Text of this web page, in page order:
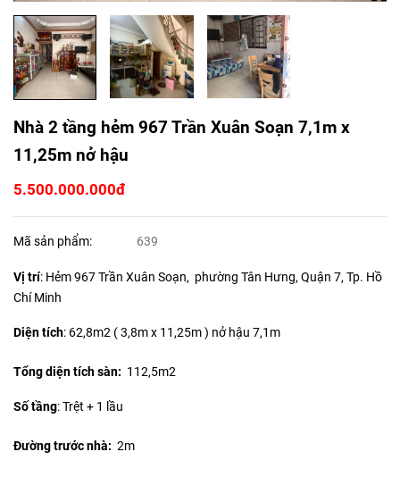
Nhà 2 tầng hẻm 967 Trần Xuân Soạn 7,1m x
11,25m nở hậu
5.500.000.000đ
Mã sản phẩm: 639
Vị trí: Hẻm 967 Trần Xuân Soạn, phường Tân Hưng, Quận 7, Tp. Hồ
Chí Minh
Diện tích: 62,8m2 ( 3,8m x 11,25m ) nở hậu 7,1m
Tổng diện tích sàn: 112,5m2
Số tầng: Trệt + 1 lầu
Đường trước nhà: 2m